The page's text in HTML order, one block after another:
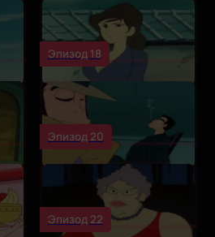
Эпизод 18
Эпизод 20
Эпизод 22